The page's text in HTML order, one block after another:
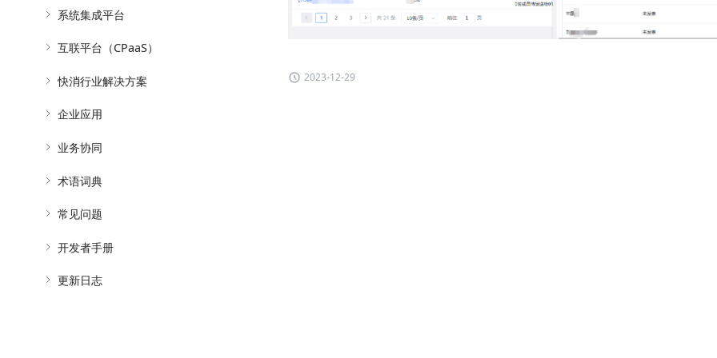
系统集成平台
互联平台（CPaaS）
快消行业解决方案
企业应用
业务协同
术语词典
常见问题
开发者手册
更新日志
2023-12-29